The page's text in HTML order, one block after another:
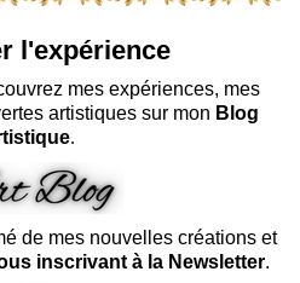
l'expérience
mes expériences, mes
artistiques sur mon Blog
.
de mes nouvelles créations et
inscrivant à la Newsletter.